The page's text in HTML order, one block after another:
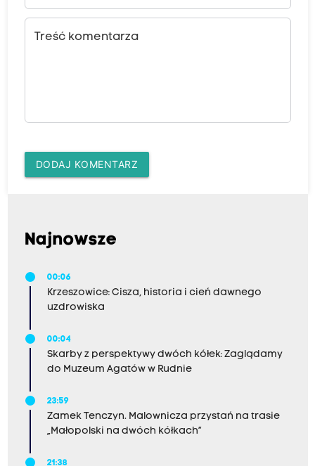
Treść komentarza
DODAJ KOMENTARZ
Najnowsze
00:06
Krzeszowice: Cisza, historia i cień dawnego
uzdrowiska
00:04
Skarby z perspektywy dwóch kółek: Zaglądamy
do Muzeum Agatów w Rudnie
23:59
Zamek Tenczyn. Malownicza przystań na trasie
„Małopolski na dwóch kółkach”
21:38